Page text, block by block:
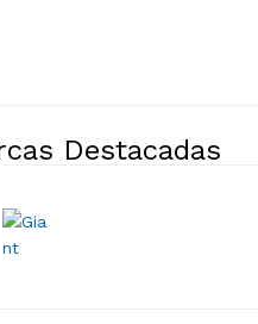
Destacadas